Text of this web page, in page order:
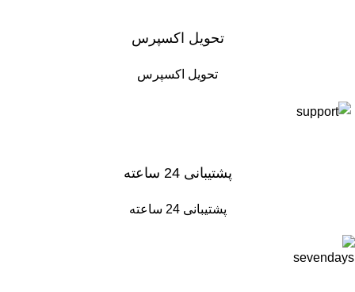
تحویل اکسپرس
تحویل اکسپرس
پشتیبانی 24 ساعته
پشتیبانی 24 ساعته